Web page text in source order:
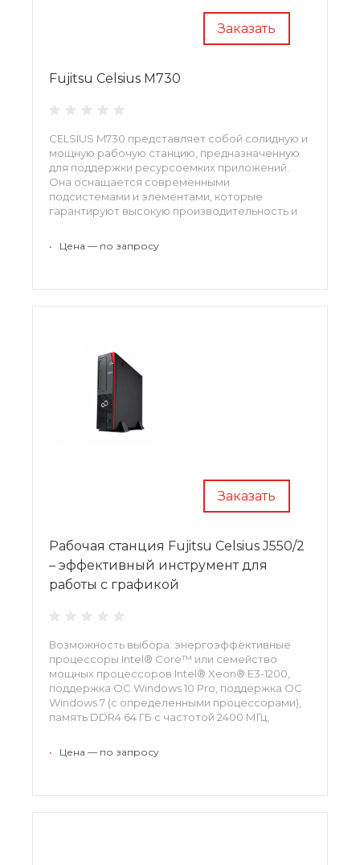
Заказать
Fujitsu Celsius M730
CELSIUS M730 представляет собой солидную и
мощную рабочую станцию, предназначенную
для поддержки ресурсоемких приложений.
Она оснащается современными
подсистемами и элементами, которые
гарантируют высокую производительность и
фактору оборудование может быть
• Цена — по запросу
Заказать
Рабочая станция Fujitsu Celsius J550/2
– эффективный инструмент для
работы с графикой
Возможность выбора: энергоэффективные
процессоры Intel® Core™ или семейство
мощных процессоров Intel® Xeon® E3-1200,
поддержка ОС Windows 10 Pro, поддержка ОС
Windows 7 (с определенными процессорами),
память DDR4 64 ГБ с частотой 2400 МГц,
до 14 ТБ, высокопроизводительные
• Цена — по запросу